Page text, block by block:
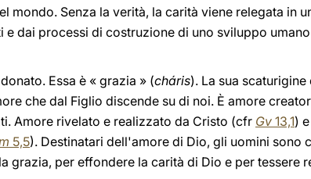
mondo. Senza la verità, la carità viene relegata in
e dai processi di costruzione di uno sviluppo
Essa è « grazia » (cháris). La sua
che dal Figlio discende su di noi. È amore
Amore rivelato e realizzato da Cristo (cfr Gv 13,1)
5,5). Destinatari dell'amore di Dio, gli uomini sono
grazia, per effondere la carità di Dio e per tessere